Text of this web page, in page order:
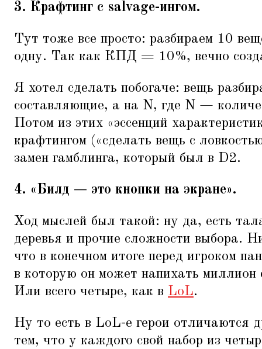
3. Крафтинг с salvage-ингом.
Тут тоже все просто: разбираем 10
одну. Так как КПД = 10%, вечно
Я хотел сделать побогаче: вещь
составляющие, а на N, где N —
Потом из этих «эссенций
крафтингом («сделать вещь с
замен гамблинга, который был в D2.
4. «Билд — это кнопки на экране».
Ход мыслей был такой: ну да, есть
деревья и прочие сложности выбора.
что в конечном итоге перед игроком
в которую он может напихать миллион
Или всего четыре, как в LoL.
Ну то есть в LoL-е герои отличаются
тем, что у каждого свой набор из